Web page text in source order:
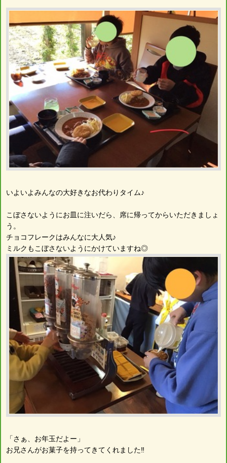
いよいよみんなの大好きなお代わりタイム♪
こぼさないようにお皿に注いだら、席に帰ってからいただきましょ
う。
チョコフレークはみんなに大人気♪
ミルクもこぼさないようにかけていますね◎
「さぁ、お年玉だよー」
お兄さんがお菓子を持ってきてくれました‼︎